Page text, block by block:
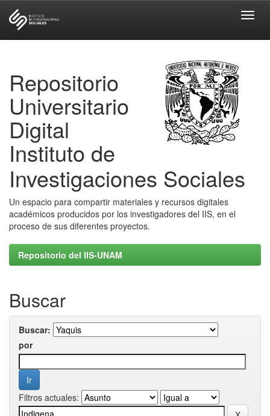
Repositorio
Universitario
Digital
Instituto de
Investigaciones Sociales
Un espacio para compartir materiales y recursos digitales
académicos producidos por los investigadores del IIS, en el
proceso de sus diferentes proyectos.
Repositorio del IIS-UNAM
Buscar
Buscar:
por
Filtros actuales: